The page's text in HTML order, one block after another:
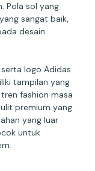
Pola sol yang
sangat baik,
desain
logo Adidas
tampilan yang
fashion masa
premium yang
yang luar
untuk